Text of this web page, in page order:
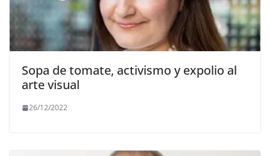
Sopa de tomate, activismo y expolio al
arte visual
26/12/2022